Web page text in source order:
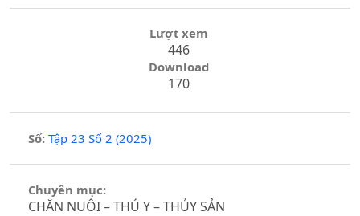
Lượt xem
446
Download
170
Số: Tập 23 Số 2 (2025)
Chuyên mục:
CHĂN NUÔI – THÚ Y – THỦY SẢN